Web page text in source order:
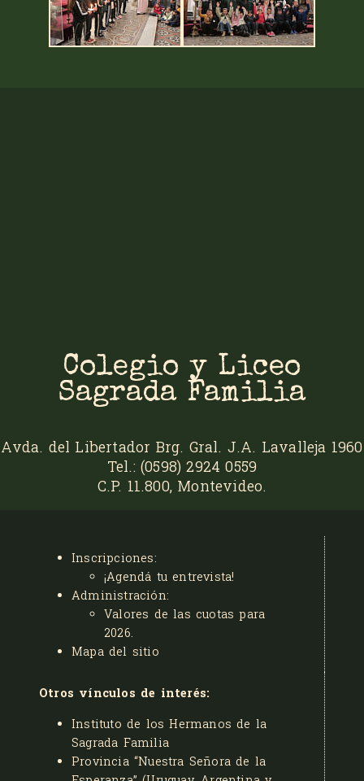
Colegio y Liceo
Sagrada Familia
Avda. del Libertador Brg. Gral. J.A. Lavalleja 1960
Tel.: (0598) 2924 0559
C.P. 11.800, Montevideo.
Inscripciones:
¡Agendá tu entrevista!
Administración:
Valores de las cuotas para
2026
Mapa del sitio
Otros vínculos de interés:
Instituto de los Hermanos de la
Sagrada Familia
Provincia “Nuestra Señora de la